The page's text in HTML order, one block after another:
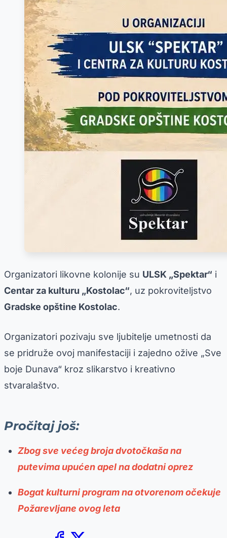
Organizatori likovne kolonije su ULSK „Spektar“ i
Centar za kulturu „Kostolac“, uz pokroviteljstvo
Gradske opštine Kostolac.
Organizatori pozivaju sve ljubitelje umetnosti da
se pridruže ovoj manifestaciji i zajedno ožive „Sve
boje Dunava“ kroz slikarstvo i kreativno
stvaralaštvo.
Pročitaj još:
Zbog sve većeg broja dvotočkaša na
putevima upućen apel na dodatni oprez
Bogat kulturni program na otvorenom očekuje
Požarevljane ovog leta